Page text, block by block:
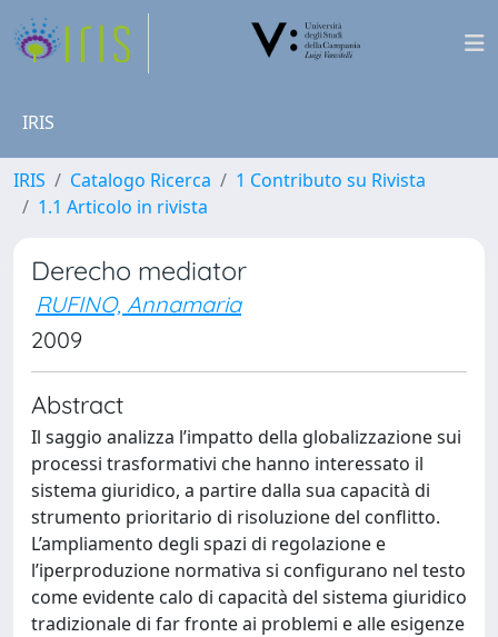
IRIS
IRIS Catalogo Ricerca
1 Contributo su Rivista
1.1 Articolo in rivista
Derecho mediator
RUFINO, Annamaria
2009
Abstract
Il saggio analizza l’impatto della globalizzazione sui
processi trasformativi che hanno interessato il
sistema giuridico, a partire dalla sua capacità di
strumento prioritario di risoluzione del conflitto.
L’ampliamento degli spazi di regolazione e
l’iperproduzione normativa si configurano nel testo
come evidente calo di capacità del sistema giuridico
tradizionale di far fronte ai problemi e alle esigenze